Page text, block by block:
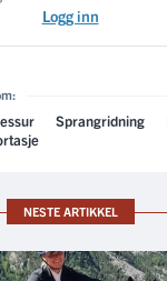
Logg inn
Sprangridning
NESTE ARTIKKEL